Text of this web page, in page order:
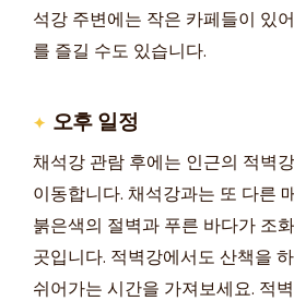
석강 주변에는 작은 카페들이 있
를 즐길 수도 있습니다.
오후 일정
채석강 관람 후에는 인근의 적벽
이동합니다. 채석강과는 또 다른
붉은색의 절벽과 푸른 바다가 조
곳입니다. 적벽강에서도 산책을
쉬어가는 시간을 가져보세요. 적